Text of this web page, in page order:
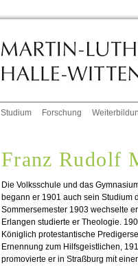
Studium Forschung
Franz Rudolf
Die Volksschule und das
begann er 1901 auch sein Studium
Sommersemester 1903 wechselte
Erlangen studierte er Theologie.
Königlich protestantische
Ernennung zum Hilfsgeistlichen,
promovierte er in Straßburg mit